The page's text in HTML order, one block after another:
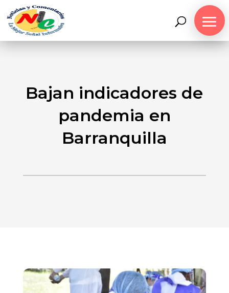
Bajan indicadores de
pandemia en
Barranquilla